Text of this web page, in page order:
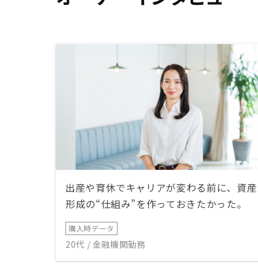
出産や育休でキャリアが変わる前に、資産
形成の“仕組み”を作っておきたかった。
購入時データ
20代 / 金融機関勤務